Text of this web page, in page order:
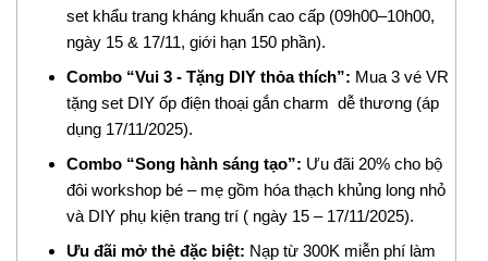
set khẩu trang kháng khuẩn cao cấp (09h00–10h00,
ngày 15 & 17/11, giới hạn 150 phần).
Combo “Vui 3 - Tặng DIY thỏa thích”: Mua 3 vé VR
tặng set DIY ốp điện thoại gắn charm dễ thương (áp
dụng 17/11/2025).
Combo “Song hành sáng tạo”: Ưu đãi 20% cho bộ
đôi workshop bé – mẹ gồm hóa thạch khủng long nhỏ
và DIY phụ kiện trang trí ( ngày 15 – 17/11/2025).
Ưu đãi mở thẻ đặc biệt: Nạp từ 300K miễn phí làm